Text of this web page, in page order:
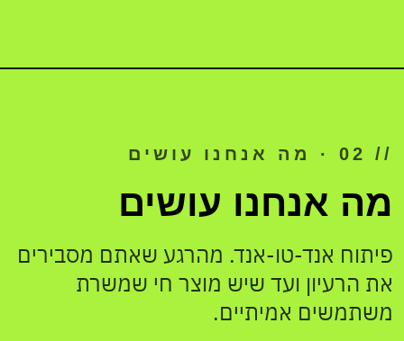
// 02 · מה אנחנו עושים
מה אנחנו עושים
פיתוח אנד-טו-אנד. מהרגע שאתם מסבירים
את הרעיון ועד שיש מוצר חי שמשרת
משתמשים אמיתיים.